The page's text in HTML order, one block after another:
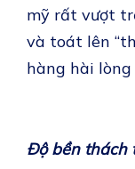
mỹ rất vượt
và toát lên
hàng hài
Độ bền thách